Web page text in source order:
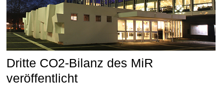
Dritte CO2-Bilanz des MiR
veröffentlicht